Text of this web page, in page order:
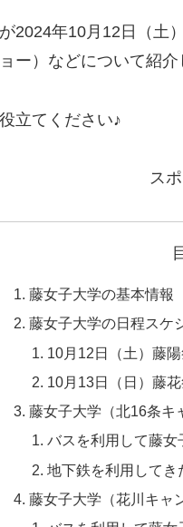
2024年10月12日（土
ー）などについて紹介
立てください♪
ス
藤女子大学の基本情報
藤女子大学の日程スケ
10月12日（土）藤
10月13日（日）藤
藤女子大学（北16条キ
バスを利用して藤女
地下鉄を利用してき
藤女子大学（花川キャ